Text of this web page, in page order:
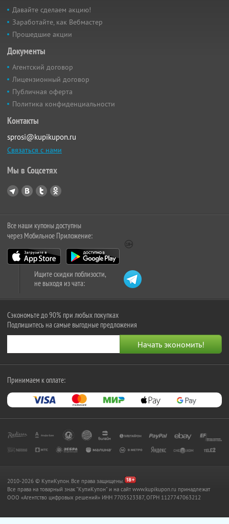
Давайте сделаем акцию!
Заработайте, как Вебмастер
Прошедшие акции
Документы
Агентский договор
Лицензионный договор
Публичная оферта
Политика конфиденциальности
Контакты
sprosi@kupikupon.ru
Связаться с нами
Мы в Соцсетях
Все наши купоны доступны
через Мобильное Приложение:
Ищите скидки поблизости,
не выходя из чата:
Сэкономьте до 90% при любых покупках
Подпишитесь на самые выгодные предложения
Принимаем к оплате:
2010-2026 © КупиКупон. Все права защищены.
Все права на товарный знак "КупиКупон" и на сайт www.kupikupon.ru принадлежат
OOO «Агентство цифровых решений» ИНН 7705523387, ОГРН 1127747063212